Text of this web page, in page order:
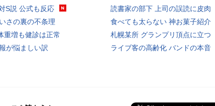
S説 公式も反応
さの裏の不条理
重増も健診は正常
が悩ましい訳
読書家の部下 上司の誤読に皮肉
食べても太らない 神お菓子紹介
札幌某所 グランプリ頂点に立つ
ライブ客の高齢化 バンドの本音